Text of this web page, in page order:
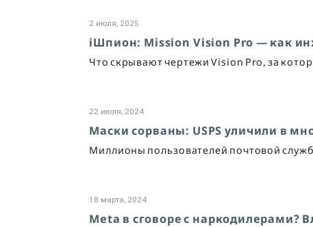
2 июля, 2025
iШпион: Mission Vision Pro — как
Что скрывают чертежи Vision Pro, за
22 июля, 2024
Маски сорваны: USPS уличили в
Миллионы пользователей почтовой
18 марта, 2024
Meta в сговоре с наркодилерами?